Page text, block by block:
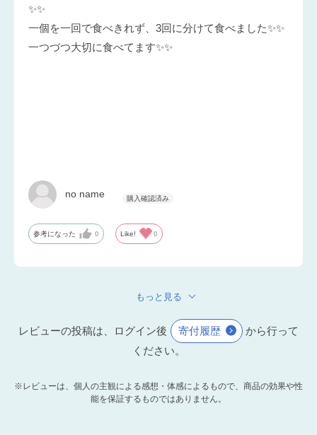
✨✨
一個を一回で食べきれず、3回に分けて食べました✨✨
一つづつ大切に食べてます✨✨
no name
参考になった 0 Like! 0
もっと見る
レビューの投稿は、ログイン後 寄付履歴
から行って
ください。
※レビューは、個人の主観による感想・体感によるもので、商品の効果や性
能を保証するものではありません。